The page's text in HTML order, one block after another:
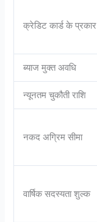
क्रेडिट कार्ड के प्रकार
ब्याज मुक्त अवधि
न्यूनतम चुकौती राशि
नकद अग्रिम सीमा
वार्षिक सदस्यता शुल्क